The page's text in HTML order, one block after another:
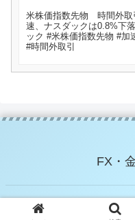
米株価指数先物 時間外
速、ナスダックは0.8%下
ック #米株価指数先物 #加
#時間外取引
FX・